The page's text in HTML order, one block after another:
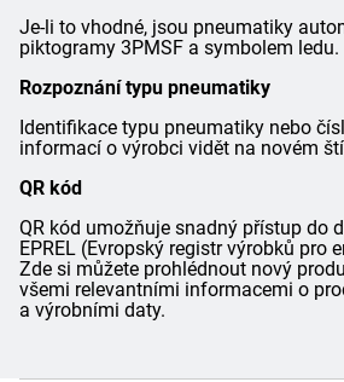
Je-li to vhodné, jsou pneumatiky
piktogramy 3PMSF a symbolem ledu.
Rozpoznání typu pneumatiky
Identifikace typu pneumatiky nebo
informací o výrobci vidět na novém
QR kód
QR kód umožňuje snadný přístup do
EPREL (Evropský registr výrobků pro
Zde si můžete prohlédnout nový
všemi relevantními informacemi o
a výrobními daty.